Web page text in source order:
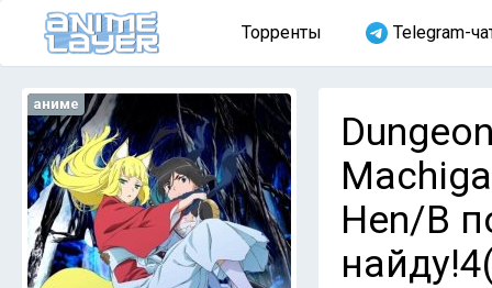
Торренты Telegram-
аниме
Hen/В